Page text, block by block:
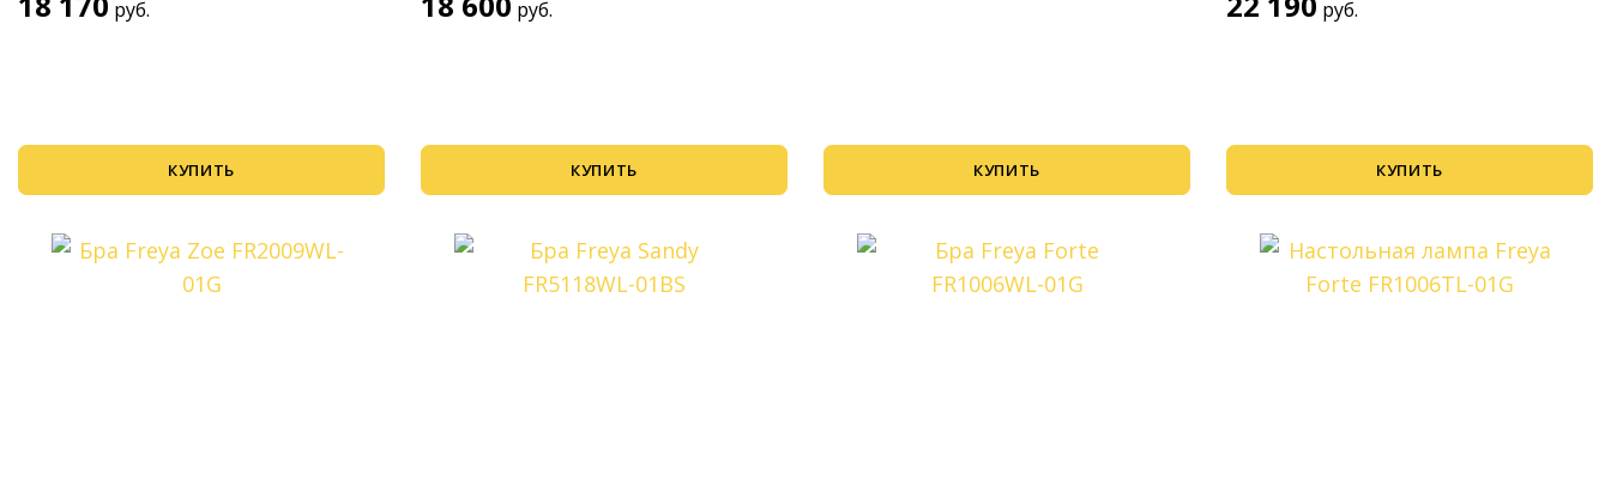
руб.
КУПИТЬ
руб.
КУПИТЬ КУПИТЬ
руб.
КУПИТЬ